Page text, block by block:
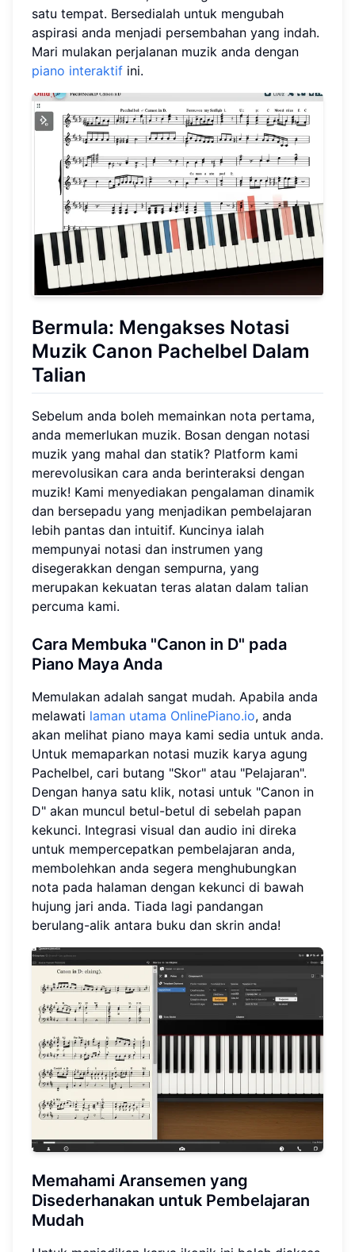
satu tempat. Bersedialah untuk mengubah
aspirasi anda menjadi persembahan yang indah.
Mari mulakan perjalanan muzik anda dengan
piano interaktif ini.
Bermula: Mengakses Notasi
Muzik Canon Pachelbel Dalam
Talian
Sebelum anda boleh memainkan nota pertama,
anda memerlukan muzik. Bosan dengan notasi
muzik yang mahal dan statik? Platform kami
merevolusikan cara anda berinteraksi dengan
muzik! Kami menyediakan pengalaman dinamik
dan bersepadu yang menjadikan pembelajaran
lebih pantas dan intuitif. Kuncinya ialah
mempunyai notasi dan instrumen yang
disegerakkan dengan sempurna, yang
merupakan kekuatan teras alatan dalam talian
percuma kami.
Cara Membuka "Canon in D" pada
Piano Maya Anda
Memulakan adalah sangat mudah. Apabila anda
melawati laman utama OnlinePiano.io, anda
akan melihat piano maya kami sedia untuk anda.
Untuk memaparkan notasi muzik karya agung
Pachelbel, cari butang "Skor" atau "Pelajaran".
Dengan hanya satu klik, notasi untuk "Canon in
D" akan muncul betul-betul di sebelah papan
kekunci. Integrasi visual dan audio ini direka
untuk mempercepatkan pembelajaran anda,
membolehkan anda segera menghubungkan
nota pada halaman dengan kekunci di bawah
hujung jari anda. Tiada lagi pandangan
berulang-alik antara buku dan skrin anda!
Memahami Aransemen yang
Disederhanakan untuk Pembelajaran
Mudah